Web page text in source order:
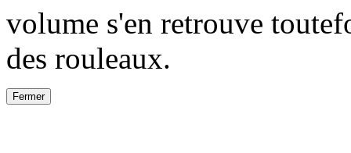
volume s'en retrouve
des rouleaux.
Fermer